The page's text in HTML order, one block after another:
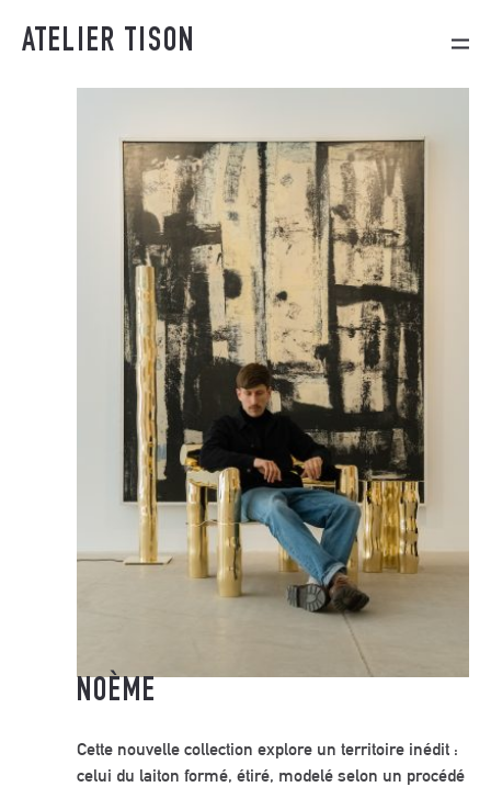
ATELIER TISON
NOÈME
Cette nouvelle collection explore un territoire inédit :
celui du laiton formé, étiré, modelé selon un procédé